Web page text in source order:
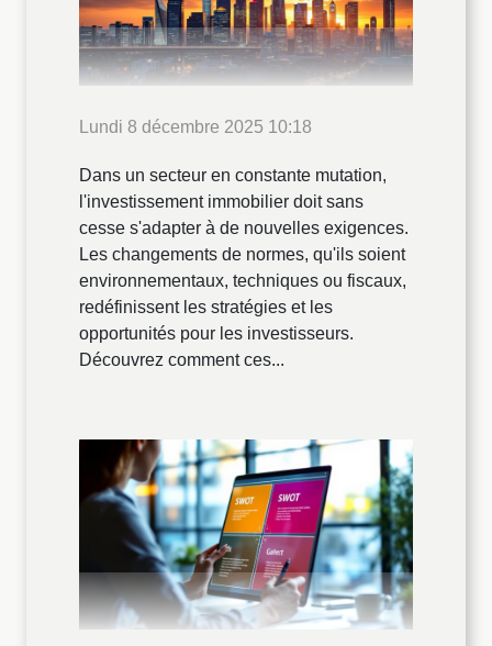
Lundi 8 décembre 2025 10:18
Dans un secteur en constante mutation,
l'investissement immobilier doit sans
cesse s'adapter à de nouvelles exigences.
Les changements de normes, qu'ils soient
environnementaux, techniques ou fiscaux,
redéfinissent les stratégies et les
opportunités pour les investisseurs.
Découvrez comment ces...